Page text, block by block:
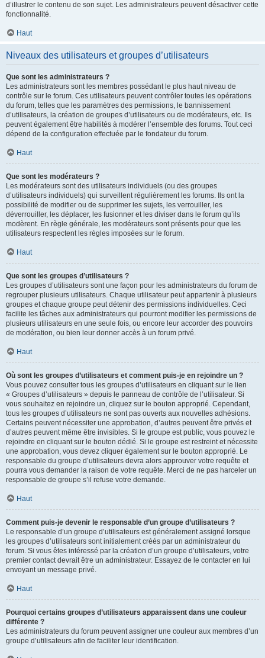
d’illustrer le contenu de son sujet. Les administrateurs peuvent désactiver cette
fonctionnalité.
Haut
Niveaux des utilisateurs et groupes d’utilisateurs
Que sont les administrateurs ?
Les administrateurs sont les membres possédant le plus haut niveau de
contrôle sur le forum. Ces utilisateurs peuvent contrôler toutes les opérations
du forum, telles que les paramètres des permissions, le bannissement
d’utilisateurs, la création de groupes d’utilisateurs ou de modérateurs, etc. Ils
peuvent également être habilités à modérer l’ensemble des forums. Tout ceci
dépend de la configuration effectuée par le fondateur du forum.
Haut
Que sont les modérateurs ?
Les modérateurs sont des utilisateurs individuels (ou des groupes
d’utilisateurs individuels) qui surveillent régulièrement les forums. Ils ont la
possibilité de modifier ou de supprimer les sujets, les verrouiller, les
déverrouiller, les déplacer, les fusionner et les diviser dans le forum qu’ils
modèrent. En règle générale, les modérateurs sont présents pour que les
utilisateurs respectent les règles imposées sur le forum.
Haut
Que sont les groupes d’utilisateurs ?
Les groupes d’utilisateurs sont une façon pour les administrateurs du forum de
regrouper plusieurs utilisateurs. Chaque utilisateur peut appartenir à plusieurs
groupes et chaque groupe peut détenir des permissions individuelles. Ceci
facilite les tâches aux administrateurs qui pourront modifier les permissions de
plusieurs utilisateurs en une seule fois, ou encore leur accorder des pouvoirs
de modération, ou bien leur donner accès à un forum privé.
Haut
Où sont les groupes d’utilisateurs et comment puis-je en rejoindre un ?
Vous pouvez consulter tous les groupes d’utilisateurs en cliquant sur le lien
« Groupes d’utilisateurs » depuis le panneau de contrôle de l’utilisateur. Si
vous souhaitez en rejoindre un, cliquez sur le bouton approprié. Cependant,
tous les groupes d’utilisateurs ne sont pas ouverts aux nouvelles adhésions.
Certains peuvent nécessiter une approbation, d’autres peuvent être privés et
d’autres peuvent même être invisibles. Si le groupe est public, vous pouvez le
rejoindre en cliquant sur le bouton dédié. Si le groupe est restreint et nécessite
une approbation, vous devez cliquer également sur le bouton approprié. Le
responsable du groupe d’utilisateurs devra alors approuver votre requête et
pourra vous demander la raison de votre requête. Merci de ne pas harceler un
responsable de groupe s’il refuse votre demande.
Haut
Comment puis-je devenir le responsable d’un groupe d’utilisateurs ?
Le responsable d’un groupe d’utilisateurs est généralement assigné lorsque
les groupes d’utilisateurs sont initialement créés par un administrateur du
forum. Si vous êtes intéressé par la création d’un groupe d’utilisateurs, votre
premier contact devrait être un administrateur. Essayez de le contacter en lui
envoyant un message privé.
Haut
Pourquoi certains groupes d’utilisateurs apparaissent dans une couleur
différente ?
Les administrateurs du forum peuvent assigner une couleur aux membres d’un
groupe d’utilisateurs afin de faciliter leur identification.